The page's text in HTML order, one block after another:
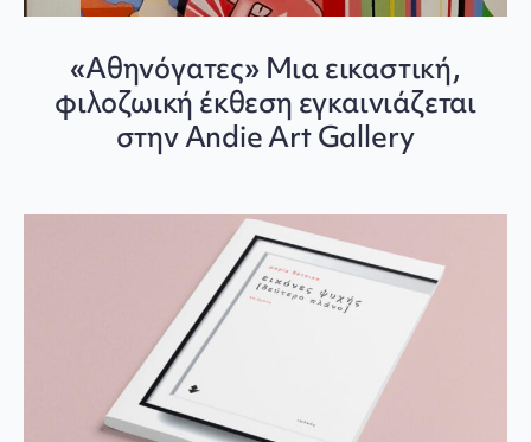
«Αθηνόγατες» Μια εικαστική,
φιλοζωική έκθεση εγκαινιάζεται
στην Andie Art Gallery